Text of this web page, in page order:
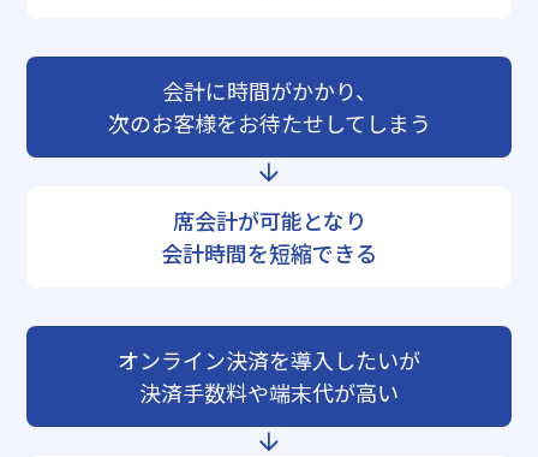
会計に時間がかかり、
次のお客様をお待たせしてしまう
席会計が可能となり
会計時間を短縮できる
オンライン決済を導入したいが
決済手数料や端末代が高い